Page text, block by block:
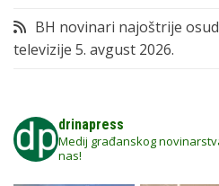
BH novinari najoštrije
televizije 5. avgust 2026.
drinapress
Medij građanskog
nas!